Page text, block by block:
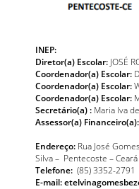
INEP:
Diretor(a) Escolar: JOSÉ
Coordenador(a) Escolar:
Coordenador(a) Escolar:
Coordenador(a) Escolar:
Secretário(a) : Maria Iva
Assessor(a)
Endereço: Rua José
Silva – Pentecoste – Ceará
Telefone: (85) 3352-2791
E-mail: